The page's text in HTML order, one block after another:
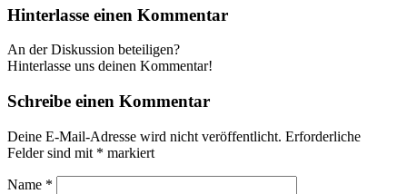
Hinterlasse einen Kommentar
An der Diskussion beteiligen?
Hinterlasse uns deinen Kommentar!
Schreibe einen Kommentar
Deine E-Mail-Adresse wird nicht veröffentlicht. Erforderliche
Felder sind mit * markiert
Name *